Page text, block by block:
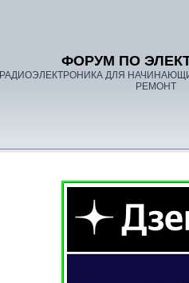
ФОРУМ ПО
РАДИОЭЛЕКТРОНИКА ДЛЯ
РЕМОНТ